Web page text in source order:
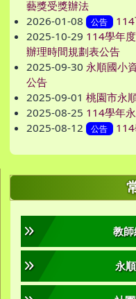
藝獎受獎辦法
2026-01-08
公告
2025-10-29 114學年
辦理時間規劃表公告
2025-09-30 永順國小
公告
2025-09-01 桃園市永
2025-08-25 114學年
2025-08-12
公告
右邊區域內容
教
永